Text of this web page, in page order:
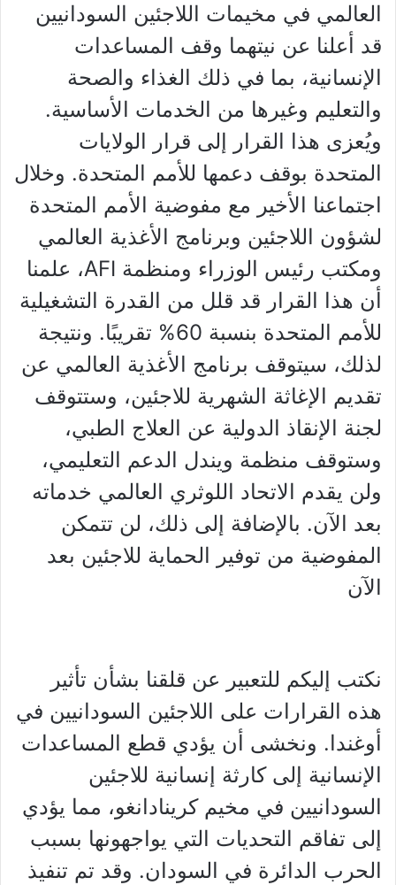
العالمي في مخيمات اللاجئين السودانيين
قد أعلنا عن نيتهما وقف المساعدات
الإنسانية، بما في ذلك الغذاء والصحة
والتعليم وغيرها من الخدمات الأساسية.
ويُعزى هذا القرار إلى قرار الولايات
المتحدة بوقف دعمها للأمم المتحدة. وخلال
اجتماعنا الأخير مع مفوضية الأمم المتحدة
لشؤون اللاجئين وبرنامج الأغذية العالمي
ومكتب رئيس الوزراء ومنظمة AFI، علمنا
أن هذا القرار قد قلل من القدرة التشغيلية
للأمم المتحدة بنسبة 60% تقريبًا. ونتيجة
لذلك، سيتوقف برنامج الأغذية العالمي عن
تقديم الإغاثة الشهرية للاجئين، وستتوقف
لجنة الإنقاذ الدولية عن العلاج الطبي،
وستوقف منظمة ويندل الدعم التعليمي،
ولن يقدم الاتحاد اللوثري العالمي خدماته
بعد الآن. بالإضافة إلى ذلك، لن تتمكن
المفوضية من توفير الحماية للاجئين بعد
الآن
نكتب إليكم للتعبير عن قلقنا بشأن تأثير
هذه القرارات على اللاجئين السودانيين في
أوغندا. ونخشى أن يؤدي قطع المساعدات
الإنسانية إلى كارثة إنسانية للاجئين
السودانيين في مخيم كرينادانغو، مما يؤدي
إلى تفاقم التحديات التي يواجهونها بسبب
الحرب الدائرة في السودان. وقد تم تنفيذ